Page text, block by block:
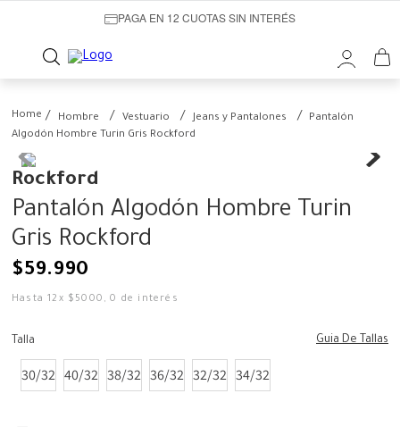
PAGA EN 12 CUOTAS SIN INTERÉS
Hombre Vestuario Jeans y Pantalones
Pantalón
Algodón Hombre Turin Gris Rockford
Rockford
Pantalón Algodón Hombre Turin
Gris Rockford
$59.990
Hasta12 x $ 5000 ,0 de interés
Talla Guia De Tallas
30/32 40/32 38/32 36/32 32/32 34/32